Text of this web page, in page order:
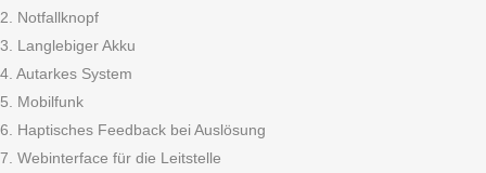
2. Notfallknopf
3. Langlebiger Akku
4. Autarkes System
5. Mobilfunk
6. Haptisches Feedback bei Auslösung
7. Webinterface für die Leitstelle